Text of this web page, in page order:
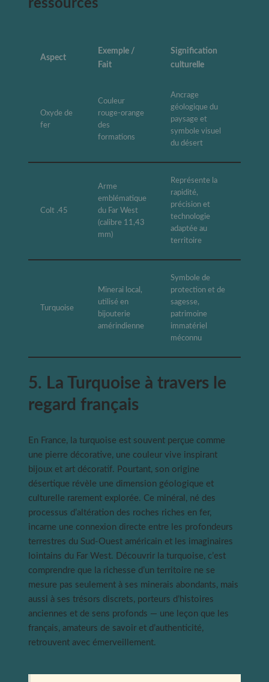
ressources
Aspect
Exemple /
Fait
Signification
culturelle
Oxyde de
fer
Couleur
rouge-orange
des
formations
Ancrage
géologique du
paysage et
symbole visuel
du désert
Colt .45
Arme
emblématique
du Far West
(calibre 11,43
mm)
Représente la
rapidité,
précision et
technologie
adaptée au
territoire
Turquoise
Minerai local,
utilisé en
bijouterie
amérindienne
Symbole de
protection et de
sagesse,
patrimoine
immatériel
méconnu
5. La Turquoise à travers le
regard français
En France, la turquoise est souvent perçue comme
une pierre décorative, une couleur vive inspirant
bijoux et art décoratif. Pourtant, son origine
désertique révèle une dimension géologique et
culturelle rarement explorée. Ce minéral, né des
processus d’altération des roches riches en fer,
incarne une connexion directe entre les profondeurs
terrestres du Sud-Ouest américain et les imaginaires
lointains du Far West. Découvrir la turquoise, c’est
comprendre que la richesse d’un territoire ne se
mesure pas seulement à ses minerais abondants, mais
aussi à ses trésors discrets, porteurs d’histoires
anciennes et de sens profonds — une leçon que les
français, amateurs de savoir et d’authenticité,
retrouvent avec émerveillement.